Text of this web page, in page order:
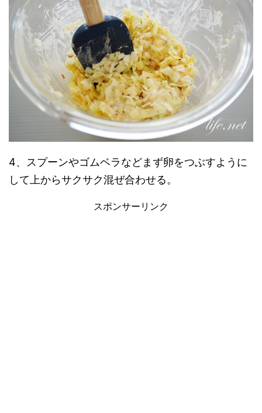
4、スプーンやゴムベラなどまず卵をつぶすように
して上からサクサク混ぜ合わせる。
スポンサーリンク